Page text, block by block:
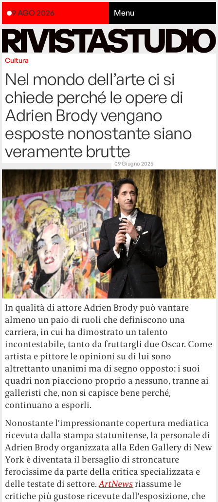
9 AGO 2026 Menu
Cultura
Nel mondo dell’arte ci si
chiede perché le opere di
Adrien Brody vengano
esposte nonostante siano
veramente brutte
09 Giugno 2025
In qualità di attore Adrien Brody può vantare
almeno un paio di ruoli che definiscono una
carriera, in cui ha dimostrato un talento
incontestabile, tanto da fruttargli due Oscar. Come
artista e pittore le opinioni su di lui sono
altrettanto unanimi ma di segno opposto: i suoi
quadri non piacciono proprio a nessuno, tranne ai
galleristi che, non si capisce bene perché,
continuano a esporli.
Nonostante l’impressionante copertura mediatica
ricevuta dalla stampa statunitense, la personale di
Adrien Brody organizzata alla Eden Gallery di New
York è diventata il bersaglio di stroncature
ferocissime da parte della critica specializzata e
delle testate di settore.ArtNews riassume le
critiche più gustose ricevute dall’esposizione, che